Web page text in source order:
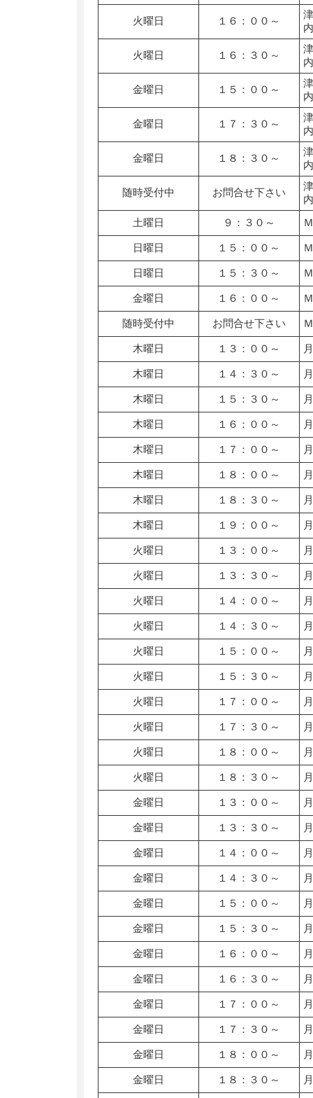
火曜日 １６：００～
火曜日 １６：３０～
金曜日 １５：００～
金曜日 １７：３０～
金曜日 １８：３０～
随時受付中 お問合せ下さい
土曜日
９：３０～
日曜日 １５：００～
日曜日 １５：３０～
金曜日 １６：００～
随時受付中 お問合せ下さい
木曜日 １３：００～
木曜日 １４：３０～
木曜日 １５：３０～
木曜日 １６：００～
木曜日 １７：００～
木曜日 １８：００～
木曜日 １８：３０～
木曜日 １９：００～
火曜日 １３：００～
火曜日 １３：３０～
火曜日 １４：００～
火曜日 １４：３０～
火曜日 １５：００～
火曜日 １５：３０～
火曜日 １７：００～
火曜日 １７：３０～
火曜日 １８：００～
火曜日 １８：３０～
金曜日 １３：００～
金曜日 １３：３０～
金曜日 １４：００～
金曜日 １４：３０～
金曜日 １５：００～
金曜日 １５：３０～
金曜日 １６：００～
金曜日 １６：３０～
金曜日 １７：００～
金曜日 １７：３０～
金曜日 １８：００～
金曜日 １８：３０～